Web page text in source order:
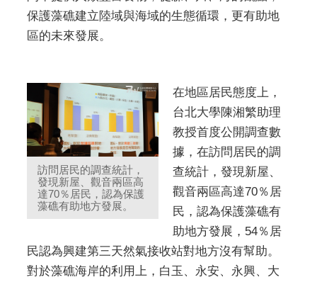
保護藻礁建立陸域與海域的生態循環，更有助地
區的未來發展。
訪問居民的調查統計，
發現新屋、觀音兩區高
達70％居民，認為保護
藻礁有助地方發展。
在地區居民態度上，
台北大學陳湘繁助理
教授首度公開調查數
據，在訪問居民的調
查統計，發現新屋、
觀音兩區高達70％居
民，認為保護藻礁有
助地方發展，54％居
民認為興建第三天然氣接收站對地方沒有幫助。
對於藻礁海岸的利用上，白玉、永安、永興、大